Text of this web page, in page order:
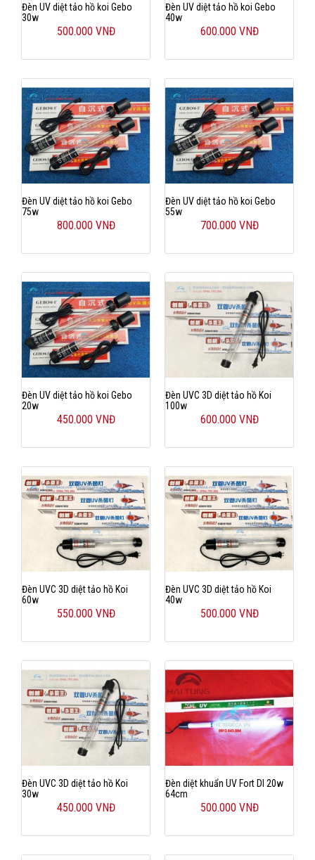
Đèn UV diệt tảo hồ koi Gebo
30w
500.000 VNĐ
Đèn UV diệt tảo hồ koi Gebo
40w
600.000 VNĐ
Đèn UV diệt tảo hồ koi Gebo
75w
800.000 VNĐ
Đèn UV diệt tảo hồ koi Gebo
55w
700.000 VNĐ
Đèn UV diệt tảo hồ koi Gebo
20w
450.000 VNĐ
Đèn UVC 3D diệt tảo hồ Koi
100w
600.000 VNĐ
Đèn UVC 3D diệt tảo hồ Koi
60w
550.000 VNĐ
Đèn UVC 3D diệt tảo hồ Koi
40w
500.000 VNĐ
Đèn UVC 3D diệt tảo hồ Koi
30w
450.000 VNĐ
Đèn diệt khuẩn UV Fort DI 20w
64cm
500.000 VNĐ